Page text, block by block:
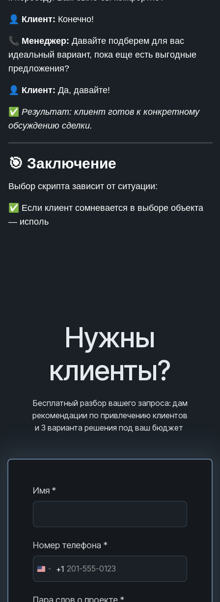
👤 Клиент: Конечно!
📞 Менеджер: Давайте подберем для вас
идеальный вариант, пока еще есть выгодные
предложения?
👤 Клиент: Да, давайте!
✅ Результат: клиент готов к конкретному
обсуждению сделки.
🎯 Заключение
Выбор скрипта зависит от ситуации:
✅ Если клиент сомневается в выборе объекта
— исполь
Нужны
клиенты?
Бесплатный разбор вашего запроса: дам
рекомендации по привлечению клиентов
и 3 варианта решения под ваш бюджет
Имя *
Номер телефона *
+1
Пара слов о проекте *